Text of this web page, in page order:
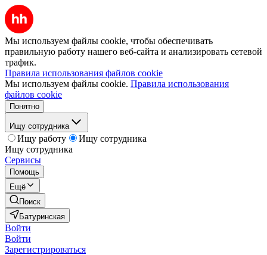
Мы используем файлы cookie, чтобы обеспечивать
правильную работу нашего веб-сайта и анализировать сетевой
трафик.
Правила использования файлов cookie
Мы используем файлы cookie. Правила использования
файлов cookie
Понятно
Ищу сотрудника
Ищу работу
Ищу сотрудника
Ищу сотрудника
Сервисы
Помощь
Ещё
Поиск
Батуринская
Войти
Войти
Зарегистрироваться